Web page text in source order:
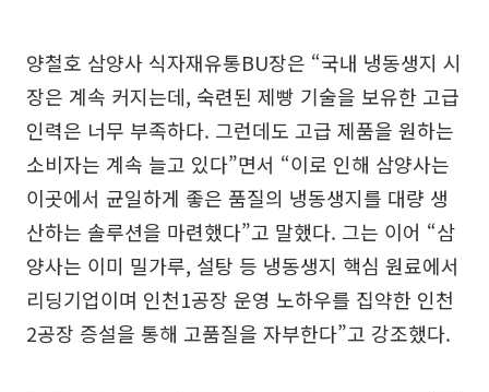
양철호 삼양사 식자재유통BU장은 “국내 냉동생지 시
장은 계속 커지는데, 숙련된 제빵 기술을 보유한 고급
인력은 너무 부족하다. 그런데도 고급 제품을 원하는
소비자는 계속 늘고 있다”면서 “이로 인해 삼양사는
이곳에서 균일하게 좋은 품질의 냉동생지를 대량 생
산하는 솔루션을 마련했다”고 말했다. 그는 이어 “삼
양사는 이미 밀가루, 설탕 등 냉동생지 핵심 원료에서
리딩기업이며 인천1공장 운영 노하우를 집약한 인천
2공장 증설을 통해 고품질을 자부한다”고 강조했다.